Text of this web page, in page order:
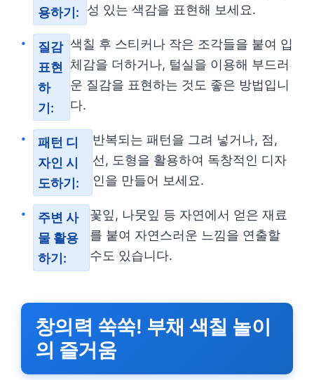
용하기:
성 있는 색감을 표현해 보세요.
질감
표현
하
기:
색칠 후 스티커나 작은 조각들을 붙여 입
체감을 더하거나, 털실을 이용해 부드러
운 질감을 표현하는 것도 좋은 방법입니
다.
패턴 디
자인 시
도하기:
반복되는 패턴을 그려 넣거나, 점,
선, 도형을 활용하여 독창적인 디자
인을 만들어 보세요.
주변 사
물 활용
하기:
꽃잎, 나뭇잎 등 자연에서 얻은 재료
를 붙여 자연스러운 느낌을 연출할
수도 있습니다.
창의력 쑥쑥! 부채 색칠 놀이
의 즐거움